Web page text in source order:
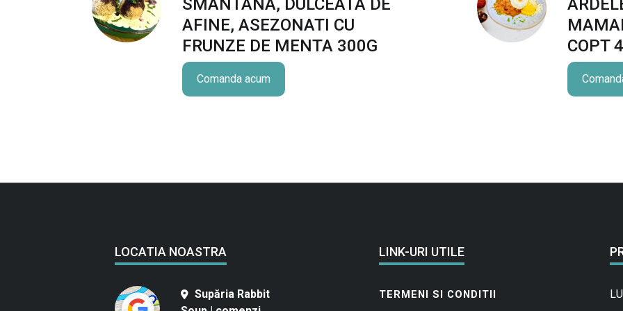
SMANTANA, DULCEATA DE
AFINE, ASEZONATI CU
FRUNZE DE MENTA 300G
Comanda acum
COPT
LOCATIA NOASTRA
Supăria Rabbit
LINK-URI UTILE
TERMENI SI CONDITII